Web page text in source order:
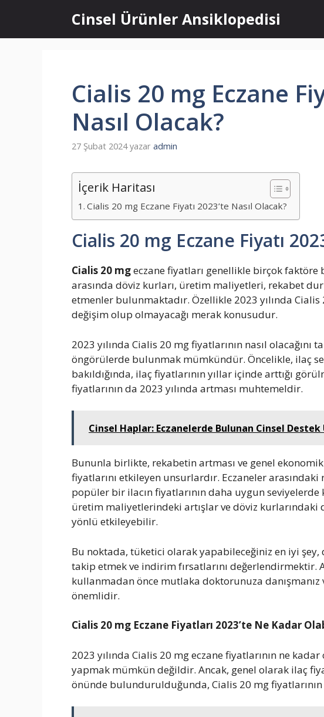
Cinsel Ürünler Ansiklopedisi
Cialis 20 mg Eczane
Nasıl Olacak?
27 Şubat 2024 yazar admin
İçerik Haritası
Cialis 20 mg Eczane Fiyatı 2023’te Nasıl Olacak?
Cialis 20 mg Eczane Fiyatı
Cialis 20 mgeczane fiyatları genellikle birçok
arasında döviz kurları, üretim maliyetleri, rekabet
etmenler bulunmaktadır. Özellikle 2023 yılında
değişim olup olmayacağı merak konusudur.
2023 yılında Cialis 20 mg fiyatlarının nasıl olacağını
öngörülerde bulunmak mümkündür. Öncelikle, ilaç
bakıldığında, ilaç fiyatlarının yıllar içinde arttığı
fiyatlarının da 2023 yılında artması muhtemeldir.
Cinsel Haplar: Eczanelerde Bulunan Cinsel
Bununla birlikte, rekabetin artması ve genel
fiyatlarını etkileyen unsurlardır. Eczaneler
popüler bir ilacın fiyatlarının daha uygun
üretim maliyetlerindeki artışlar ve döviz kurlarındaki
yönlü etkileyebilir.
Bu noktada, tüketici olarak yapabileceğiniz en iyi şey,
takip etmek ve indirim fırsatlarını değerlendirmektir.
kullanmadan önce mutlaka doktorunuza
önemlidir.
Cialis 20 mg Eczane Fiyatları 2023’te Ne Kadar
2023 yılında Cialis 20 mg eczane fiyatlarının ne
yapmak mümkün değildir. Ancak, genel olarak ilaç
önünde bulundurulduğunda, Cialis 20 mg